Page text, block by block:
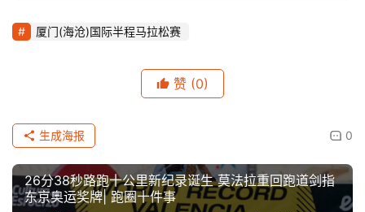
厦门(海沧)国际半程马拉松赛
赞 (0)
0
生成海报
26分38秒路跑十公里新纪录诞生 莫法拉重回跑道剑指
东京奥运奖牌| 跑圈十件事